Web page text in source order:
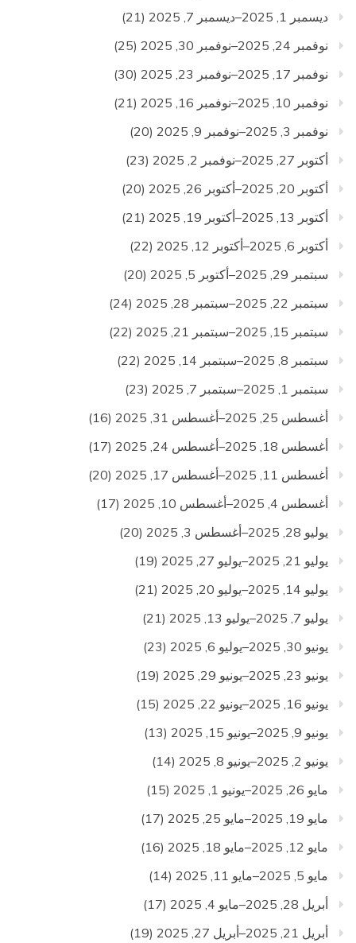
ديسمبر 1, 2025–ديسمبر 7, 2025
(21)
نوفمبر 24, 2025–نوفمبر 30, 2025
(25)
نوفمبر 17, 2025–نوفمبر 23, 2025
(30)
نوفمبر 10, 2025–نوفمبر 16, 2025
(21)
نوفمبر 3, 2025–نوفمبر 9, 2025
(20)
أكتوبر 27, 2025–نوفمبر 2, 2025
(23)
أكتوبر 20, 2025–أكتوبر 26, 2025
(20)
أكتوبر 13, 2025–أكتوبر 19, 2025
(21)
أكتوبر 6, 2025–أكتوبر 12, 2025
(22)
سبتمبر 29, 2025–أكتوبر 5, 2025
(20)
سبتمبر 22, 2025–سبتمبر 28, 2025
(24)
سبتمبر 15, 2025–سبتمبر 21, 2025
(22)
سبتمبر 8, 2025–سبتمبر 14, 2025
(22)
سبتمبر 1, 2025–سبتمبر 7, 2025
(23)
أغسطس 25, 2025–أغسطس 31, 2025
(16)
أغسطس 18, 2025–أغسطس 24, 2025
(17)
أغسطس 11, 2025–أغسطس 17, 2025
(20)
أغسطس 4, 2025–أغسطس 10, 2025
(17)
يوليو 28, 2025–أغسطس 3, 2025
(20)
يوليو 21, 2025–يوليو 27, 2025
(19)
يوليو 14, 2025–يوليو 20, 2025
(21)
يوليو 7, 2025–يوليو 13, 2025
(21)
يونيو 30, 2025–يوليو 6, 2025
(23)
يونيو 23, 2025–يونيو 29, 2025
(19)
يونيو 16, 2025–يونيو 22, 2025
(15)
يونيو 9, 2025–يونيو 15, 2025
(13)
يونيو 2, 2025–يونيو 8, 2025
(14)
مايو 26, 2025–يونيو 1, 2025
(15)
مايو 19, 2025–مايو 25, 2025
(17)
مايو 12, 2025–مايو 18, 2025
(16)
مايو 5, 2025–مايو 11, 2025
(14)
أبريل 28, 2025–مايو 4, 2025
(17)
أبريل 21, 2025–أبريل 27, 2025
(19)